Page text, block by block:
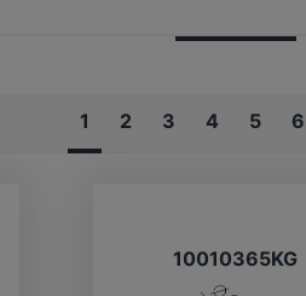
1 2 3 4 5 6
10010365KG